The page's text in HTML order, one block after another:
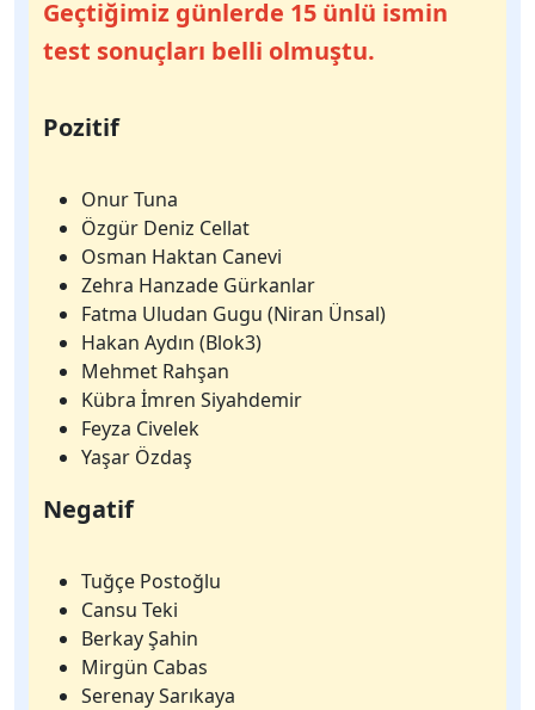
Geçtiğimiz günlerde 15 ünlü ismin
test sonuçları belli olmuştu.
Pozitif
Onur Tuna
Özgür Deniz Cellat
Osman Haktan Canevi
Zehra Hanzade Gürkanlar
Fatma Uludan Gugu (Niran Ünsal)
Hakan Aydın (Blok3)
Mehmet Rahşan
Kübra İmren Siyahdemir
Feyza Civelek
Yaşar Özdaş
Negatif
Tuğçe Postoğlu
Cansu Teki
Berkay Şahin
Mirgün Cabas
Serenay Sarıkaya